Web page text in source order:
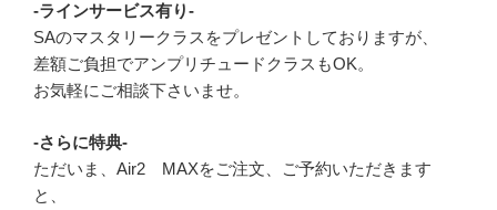
-ラインサービス有り-
SAのマスタリークラスをプレゼントしておりますが、
差額ご負担でアンプリチュードクラスもOK。
お気軽にご相談下さいませ。
-さらに特典-
ただいま、Air2 MAXをご注文、ご予約いただきます
と、